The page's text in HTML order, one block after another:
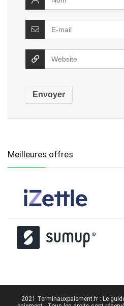
Meilleures offres
2021 Terminauxpaiement.fr : Le